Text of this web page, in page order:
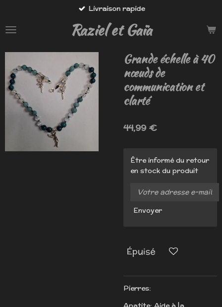
contenu
Raziel et Gaïa
Livraison rapide
Grande échelle à 40
nœuds de
communication et
clarté
44,99 €
Être informé du retour
en stock du produit
Envoyer
Épuisé
Pierres: